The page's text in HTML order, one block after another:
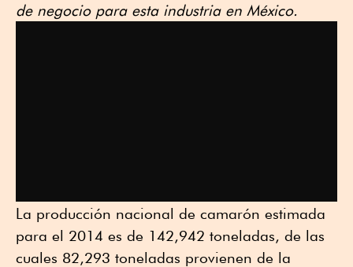
de negocio para esta industria en México.
La producción nacional de camarón estimada
para el 2014 es de 142,942 toneladas, de las
cuales 82,293 toneladas provienen de la